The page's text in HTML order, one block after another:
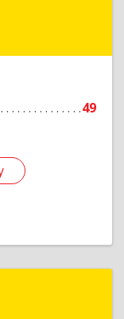
49
Подробнее